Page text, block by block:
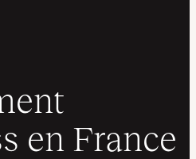
en France